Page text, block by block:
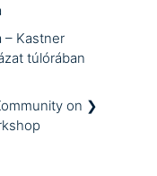
– Kastner
túlórában
on ❯